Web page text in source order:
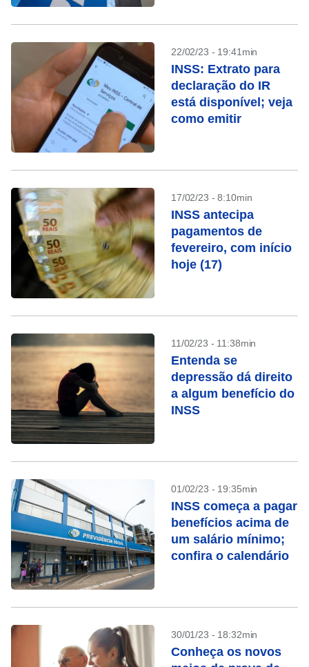
22/02/23 - 19:41min
INSS: Extrato para
declaração do IR
está disponível; veja
como emitir
17/02/23 - 8:10min
INSS antecipa
pagamentos de
fevereiro, com início
hoje (17)
11/02/23 - 11:38min
Entenda se
depressão dá direito
a algum benefício do
INSS
01/02/23 - 19:35min
INSS começa a pagar
benefícios acima de
um salário mínimo;
confira o calendário
30/01/23 - 18:32min
Conheça os novos